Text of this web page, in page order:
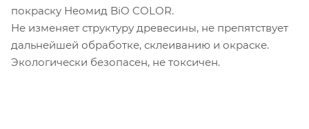
покраску Неомид BiO COLOR.
Не изменяет структуру древесины, не препятствует
дальнейшей обработке, склеиванию и окраске.
Экологически безопасен, не токсичен.